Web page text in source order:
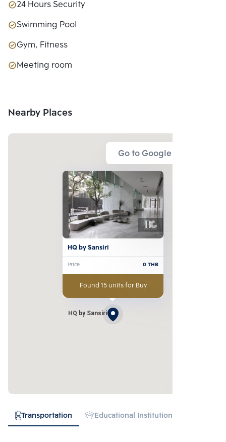
24 Hours Security
Swimming Pool
Gym, Fitness
Meeting room
Nearby Places
Go to Google Map
HQ by Sansiri
HQ by Sansiri
Price 0THB
Found 15 units for Buy
Transportation Educational Institution